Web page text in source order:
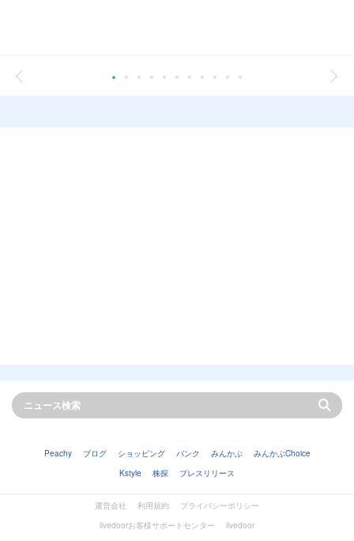
Peachy ブログ ショッピング バンク みんかぶ
みんかぶChoice
Kstyle
株探 プレスリリース
運営会社 利用規約
プライバシーポリシー
livedoorお客様サポートセンター
livedoor